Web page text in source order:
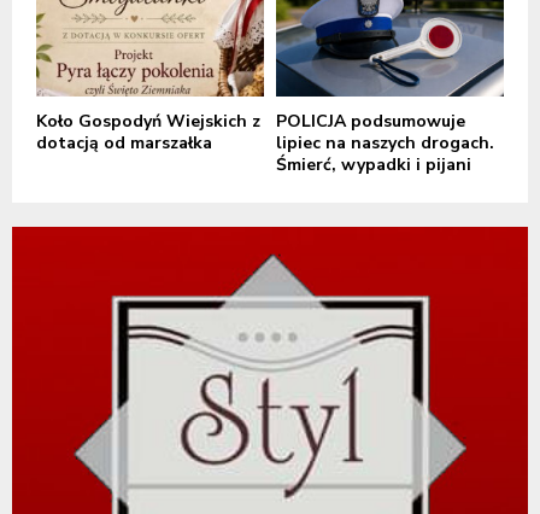
Koło Gospodyń Wiejskich z
dotacją od marszałka
POLICJA podsumowuje
lipiec na naszych drogach.
Śmierć, wypadki i pijani